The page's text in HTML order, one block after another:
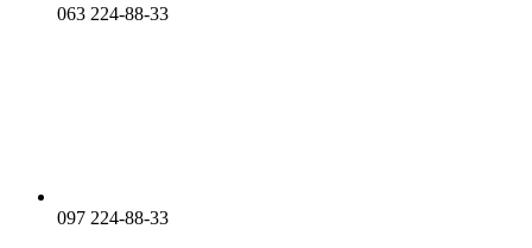
063 224-88-33
097 224-88-33